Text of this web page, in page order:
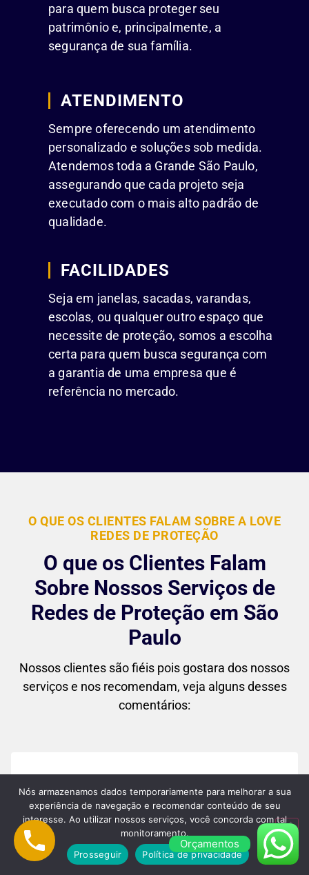
para quem busca proteger seu
patrimônio e, principalmente, a
segurança de sua família.
ATENDIMENTO
Sempre oferecendo um atendimento
personalizado e soluções sob medida.
Atendemos toda a Grande São Paulo,
assegurando que cada projeto seja
executado com o mais alto padrão de
qualidade.
FACILIDADES
Seja em janelas, sacadas, varandas,
escolas, ou qualquer outro espaço que
necessite de proteção, somos a escolha
certa para quem busca segurança com
a garantia de uma empresa que é
referência no mercado.
O QUE OS CLIENTES FALAM SOBRE A LOVE
REDES DE PROTEÇÃO
O que os Clientes Falam
Sobre Nossos Serviços de
Redes de Proteção em São
Paulo
Nossos clientes são fiéis pois gostara dos nossos
serviços e nos recomendam, veja alguns desses
comentários:
"Superou minhas expectativas! Desde o
primeiro contato até a instalação final, o
atendimento foi impecável. As redes
ficaram perfeitas no meu apartamento, e
agora me sinto muito mais tranquila
Orçamentos
Nós armazenamos dados temporariamente para melhorar a sua
experiência de navegação e recomendar conteúdo de seu
interesse. Ao utilizar nossos serviços, você concorda com tal
monitoramento.
Prosseguir
Política de privacidade